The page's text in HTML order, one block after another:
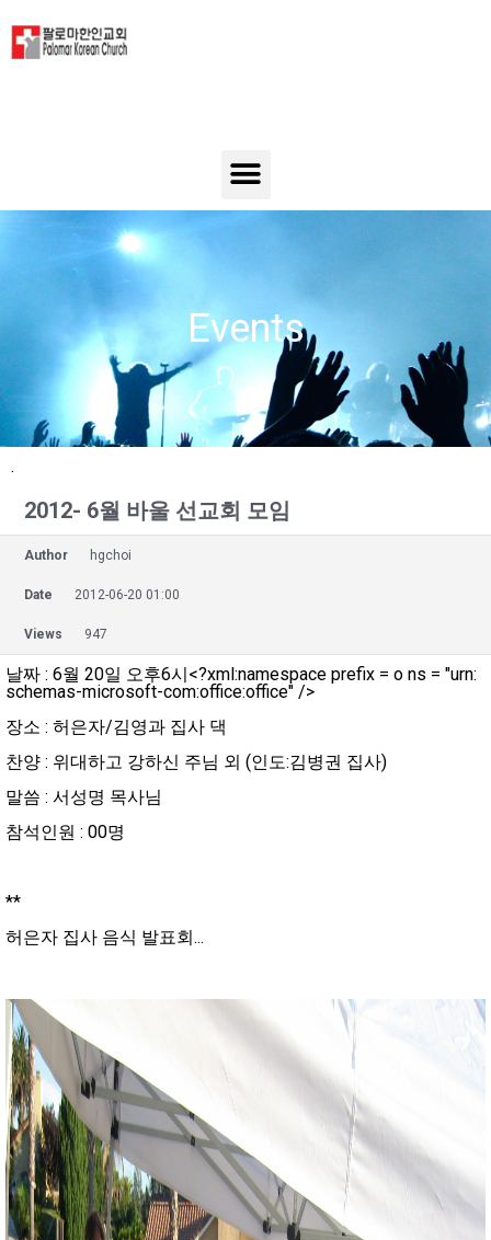
Events
.
2012- 6월 바울 선교회 모임
Author hgchoi
Date 2012-06-20 01:00
Views 947
날짜 : 6월 20일 오후6시<?xml:namespace prefix = o ns = "urn:
schemas-microsoft-com:office:office" />
장소 : 허은자/김영과 집사 댁
찬양 : 위대하고 강하신 주님 외 (인도:김병권 집사)
말씀 : 서성명 목사님
참석인원 : 00명
**
허은자 집사 음식 발표회...